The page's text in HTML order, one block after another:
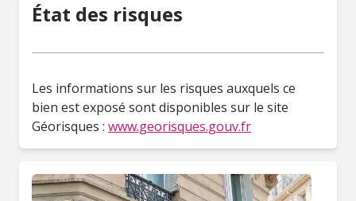
État des risques
Les informations sur les risques auxquels ce
bien est exposé sont disponibles sur le site
Géorisques : www.georisques.gouv.fr